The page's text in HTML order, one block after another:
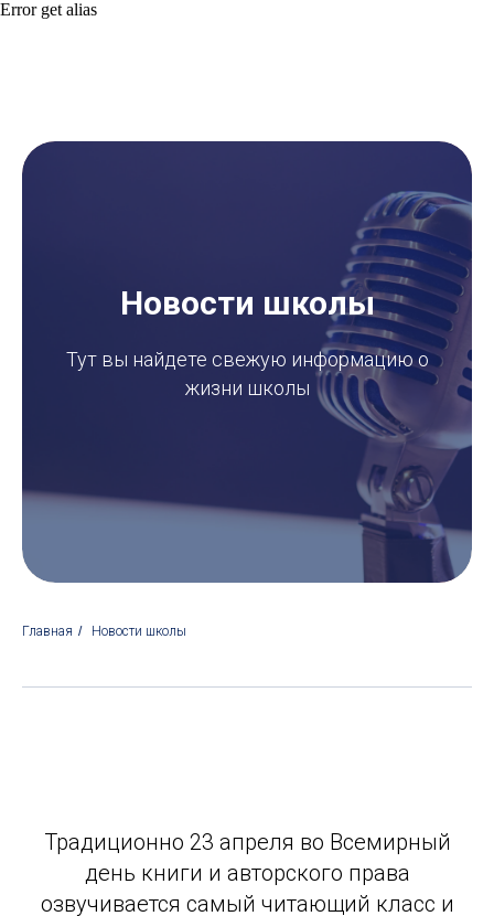
Error get alias
Новости школы
Тут вы найдете свежую информацию о
жизни школы
Главная / Новости школы
Традиционно 23 апреля во Всемирный
день книги и авторского права
озвучивается самый читающий класс и